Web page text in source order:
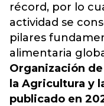
récord, por lo
actividad se
pilares
alimentaria
Organización
la Agricultura y
publicado en